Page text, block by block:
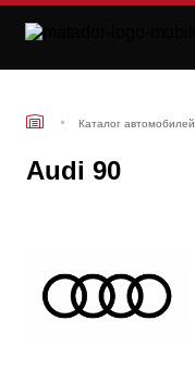
Каталог автомобилей
Audi 90